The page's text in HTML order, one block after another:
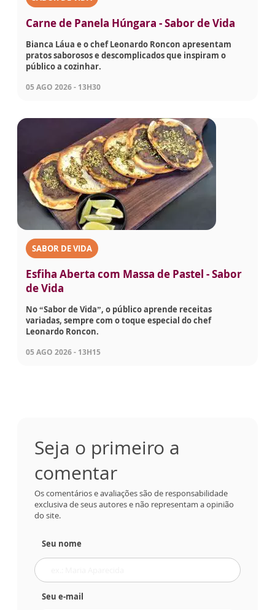
Carne de Panela Húngara - Sabor de Vida
Bianca Láua e o chef Leonardo Roncon apresentam
pratos saborosos e descomplicados que inspiram o
público a cozinhar.
05 AGO 2026 - 13H30
SABOR DE VIDA
Esfiha Aberta com Massa de Pastel - Sabor
de Vida
No “Sabor de Vida”, o público aprende receitas
variadas, sempre com o toque especial do chef
Leonardo Roncon.
05 AGO 2026 - 13H15
Seja o primeiro a
comentar
Os comentários e avaliações são de responsabilidade
exclusiva de seus autores e não representam a opinião
do site.
Seu nome
Seu e-mail